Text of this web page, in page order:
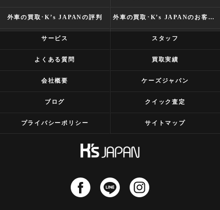
外車の買取･K’s JAPANの評判 外車の買取･K’s JAPANのお客様の声
サービス スタッフ
よくある質問 買取実績
会社概要 ケーズジャパン
ブログ クイック査定
プライバシーポリシー サイトマップ